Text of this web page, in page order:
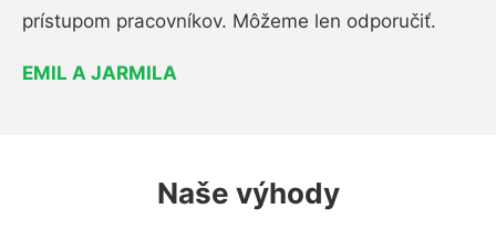
prístupom pracovníkov. Môžeme len odporučiť.
EMIL A JARMILA
Naše výhody